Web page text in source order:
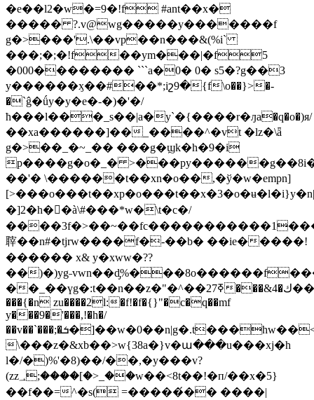
�e��l2�w�=9�!f #ant��x�
����� ?.v@wg�����y�������f
g�>���'.\��vp��n���&(%i`
���;�;�!f��ym���|�f5
�000�������� ```a�0� 0� s5�?g��3
y������ӽ��#��*;iշ9�{f\o��}>�-
�`ĝ�ǘy�y�e�-�)�'�/
ћ���l���_s��|a�y`�{����r�ԓa�q�o�)я/
��xa������]��_����^�vt �lz�\ǟ
g�>��_�~_�� ���g�ϣk�h�9�i
p����g�o�_�
��'� \������t��xn�o��,�ў�w�empn]
[>���o���t��xp�o���t��x�3�o�ʉ�l�i}y�n|
�]2�h��à\#���*w�\t�c�/
䏁��n#�tjrw����f�-��b� ��ie�����!
������ x& y�xww�??
��
��_��үg�:t��n��z�"�^��ߧ27���&4�ك���~�st��p
���{�n zu����2l:�f!�f�{}"�c�q��mf
y���9�'���,!�h�/
��v��`���;�ܭ�]��w�0��n|g�.t���hw��<9�w�˛wvk�ók�lo_��m�{�t������7��o�}qkmj�∎�s�o�
\���z�&xb��>w{38a�}v�ա���u���xj�h
l�/�)%'�8)��/��,�y���v?
(zz؀;����[�>_��w��<8t��!� п/��x�5}
��f��=^�s( =�����́�� ����|